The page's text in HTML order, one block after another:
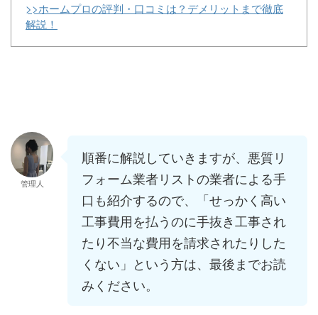
>>ホームプロの評判・口コミは？デメリットまで徹底
解説！
管理人
順番に解説していきますが、悪質リ
フォーム業者リストの業者による手
口も紹介するので、「せっかく高い
工事費用を払うのに手抜き工事され
たり不当な費用を請求されたりした
くない」という方は、最後までお読
みください。